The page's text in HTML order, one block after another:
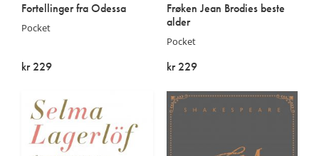
Fortellinger fra Odessa
Pocket
kr 229
Frøken Jean Brodies beste
alder
Pocket
kr 229